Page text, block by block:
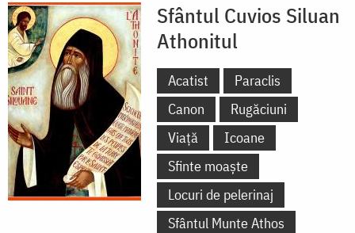
Sfântul Cuvios Siluan
Athonitul
Acatist
Paraclis
Canon
Rugăciuni
Viață
Icoane
Sfinte moaște
Locuri de pelerinaj
Sfântul Munte Athos